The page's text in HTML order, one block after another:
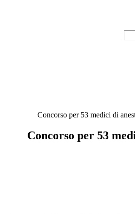
Concorso per 53 medici di
Concorso per 53